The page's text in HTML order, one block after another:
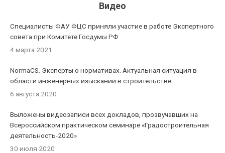
Видео
Специалисты ФАУ ФЦС приняли участие в работе Экспертного
совета при Комитете Госдумы РФ
4 марта 2021
NormaCS. Эксперты о нормативах. Актуальная ситуация в
области инженерных изысканий в строительстве
6 августа 2020
Выложены видеозаписи всех докладов, прозвучавших на
Всероссийском практическом семинаре «Градостроительная
деятельность-2020»
30 июля 2020